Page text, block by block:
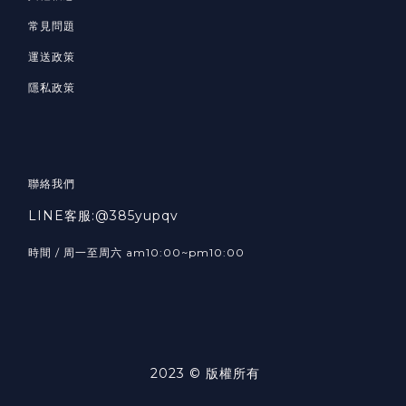
常見問題
運送政策
隱私政策
聯絡我們
LINE客服:@385yupqv
時間 / 周一至周六 am10:00~pm10:00
2023 © 版權所有